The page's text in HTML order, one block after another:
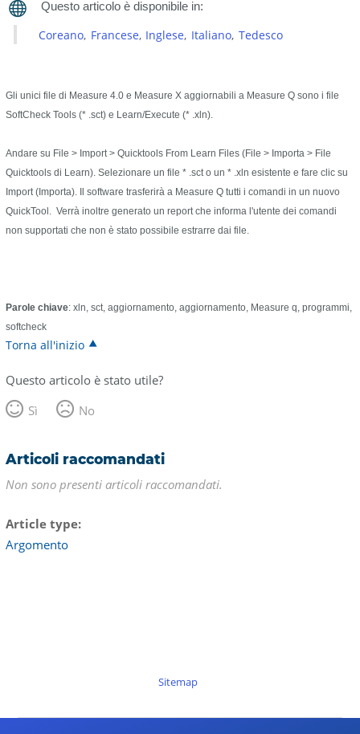
Coreano Francese Inglese Italiano Tedesco
Gli unici file di Measure 4.0 e Measure X aggiornabili a Measure Q sono i file
SoftCheck Tools (* .sct) e Learn/Execute (* .xln).
Andare su File > Import > Quicktools From Learn Files (File > Importa > File
Quicktools di Learn). Selezionare un file * .sct o un * .xln esistente e fare clic su
Import (Importa). Il software trasferirà a Measure Q tutti i comandi in un nuovo
QuickTool. Verrà inoltre generato un report che informa l'utente dei comandi
non supportati che non è stato possibile estrarre dai file.
Parole chiave: xln, sct, aggiornamento, aggiornamento, Measure q, programmi,
softcheck
Torna all'inizio
Questo articolo è stato utile?
Sì
No
Articoli raccomandati
Non sono presenti articoli raccomandati.
Article type
Argomento
Sitemap